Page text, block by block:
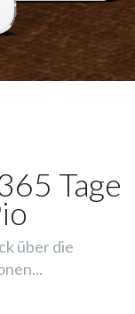
Tage
über die